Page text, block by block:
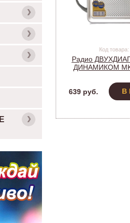
Код
Радио
ДИНАМИКОМ
639 руб.
В